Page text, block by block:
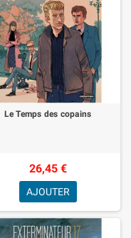
Le Temps des copains
26,45 €
AJOUTER